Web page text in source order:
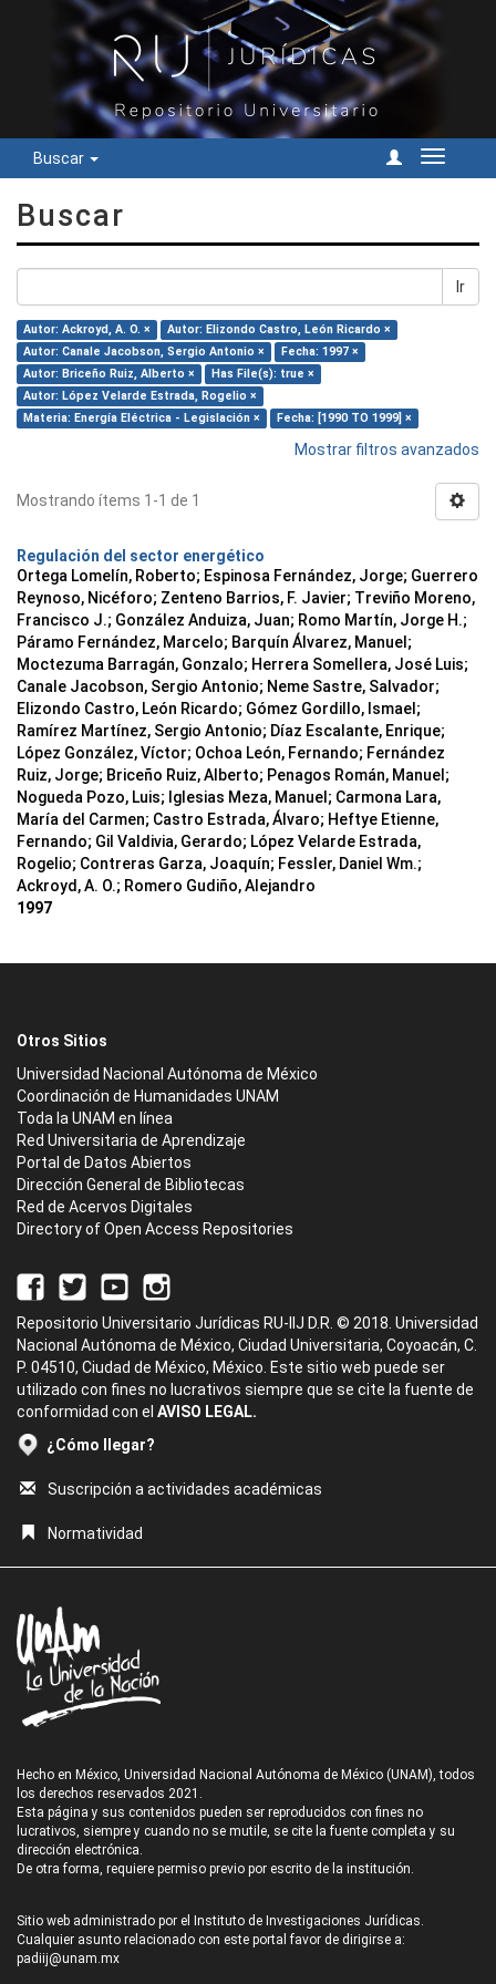
Buscar
Cambiar
Buscar
Ir
Autor: Ackroyd, A. O. ×
Autor: Elizondo Castro, León Ricardo ×
Autor: Canale Jacobson, Sergio Antonio ×
Fecha: 1997 ×
Autor: Briceño Ruiz, Alberto ×
Has File(s): true ×
Autor: López Velarde Estrada, Rogelio ×
Materia: Energía Eléctrica - Legislación ×
Fecha: [1990 TO 1999] ×
Mostrar filtros avanzados
Mostrando ítems 1-1 de 1
Regulación del sector energético
Ortega Lomelín, Roberto; Espinosa Fernández, Jorge; Guerrero
Reynoso, Nicéforo; Zenteno Barrios, F. Javier; Treviño Moreno,
Francisco J.; González Anduiza, Juan; Romo Martín, Jorge H.;
Páramo Fernández, Marcelo; Barquín Álvarez, Manuel;
Moctezuma Barragán, Gonzalo; Herrera Somellera, José Luis;
Canale Jacobson, Sergio Antonio; Neme Sastre, Salvador;
Elizondo Castro, León Ricardo; Gómez Gordillo, Ismael;
Ramírez Martínez, Sergio Antonio; Díaz Escalante, Enrique;
López González, Víctor; Ochoa León, Fernando; Fernández
Ruiz, Jorge; Briceño Ruiz, Alberto; Penagos Román, Manuel;
Nogueda Pozo, Luis; Iglesias Meza, Manuel; Carmona Lara,
María del Carmen; Castro Estrada, Álvaro; Heftye Etienne,
Fernando; Gil Valdivia, Gerardo; López Velarde Estrada,
Rogelio; Contreras Garza, Joaquín; Fessler, Daniel Wm.;
Ackroyd, A. O.; Romero Gudiño, Alejandro
1997
Otros Sitios
Universidad Nacional Autónoma de México
Coordinación de Humanidades UNAM
Toda la UNAM en línea
Red Universitaria de Aprendizaje
Portal de Datos Abiertos
Dirección General de Bibliotecas
Red de Acervos Digitales
Directory of Open Access Repositories
Repositorio Universitario Jurídicas RU-IIJ D.R. © 2018. Universidad
Nacional Autónoma de México, Ciudad Universitaria, Coyoacán, C.
P. 04510, Ciudad de México, México. Este sitio web puede ser
utilizado con fines no lucrativos siempre que se cite la fuente de
conformidad con el AVISO LEGAL.
¿Cómo llegar?
Suscripción a actividades académicas
Normatividad
Hecho en México, Universidad Nacional Autónoma de México (UNAM), todos
los derechos reservados 2021.
Esta página y sus contenidos pueden ser reproducidos con fines no
lucrativos, siempre y cuando no se mutile, se cite la fuente completa y su
dirección electrónica.
De otra forma, requiere permiso previo por escrito de la institución.
Sitio web administrado por el Instituto de Investigaciones Jurídicas.
Cualquier asunto relacionado con este portal favor de dirigirse a:
padiij@unam.mx